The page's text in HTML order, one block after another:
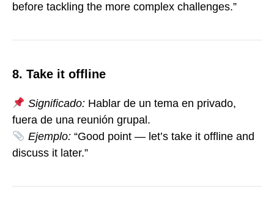
before tackling the more complex challenges.”
8. Take it offline
Significado:Hablar de un tema en privado,
fuera de una reunión grupal.
Ejemplo:“Good point — let’s take it offline and
discuss it later.”